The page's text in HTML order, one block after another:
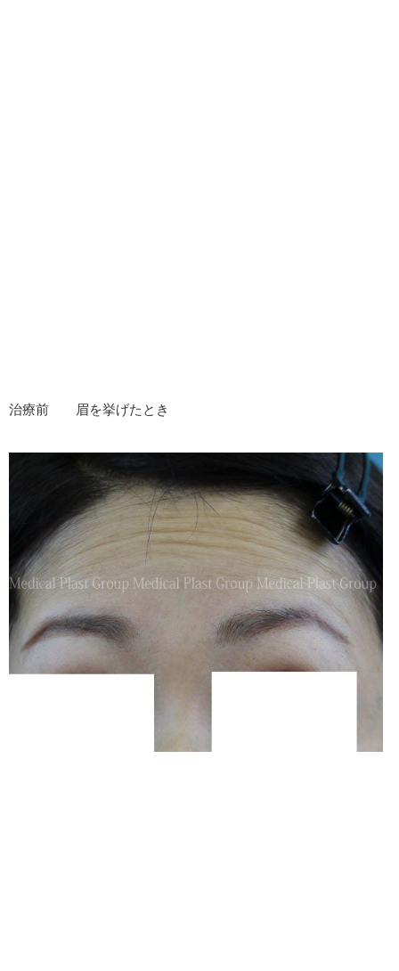
治療前 眉を挙げたとき